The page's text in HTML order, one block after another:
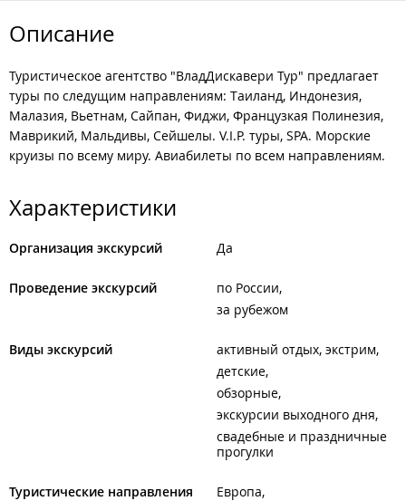
Описание
Туристическое агентство "ВладДискавери Тур" предлагает
туры по следущим направлениям: Таиланд, Индонезия,
Малазия, Вьетнам, Сайпан, Фиджи, Французкая Полинезия,
Маврикий, Мальдивы, Сейшелы. V.I.P. туры, SPA. Морские
круизы по всему миру. Авиабилеты по всем направлениям.
Характеристики
Организация экскурсий Да
Проведение экскурсий
по России
за рубежом
Виды экскурсий
активный отдых, экстрим
детские
обзорные
экскурсии выходного дня
свадебные и праздничные
прогулки
Туристические направления
Европа